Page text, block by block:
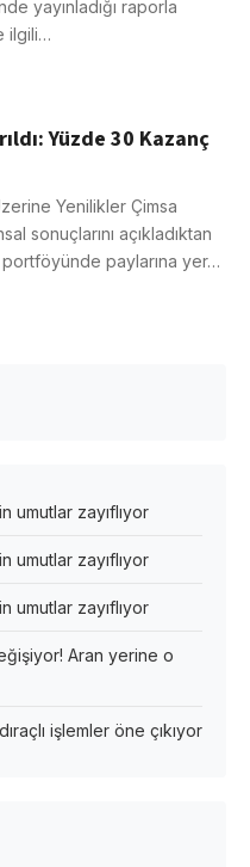
yayınladığı raporla
ilgili…
Yüzde 30 Kazanç
Yenilikler Çimsa
sonuçlarını açıkladıktan
portföyünde paylarına yer…
umutlar zayıflıyor
umutlar zayıflıyor
umutlar zayıflıyor
Aran yerine o
işlemler öne çıkıyor